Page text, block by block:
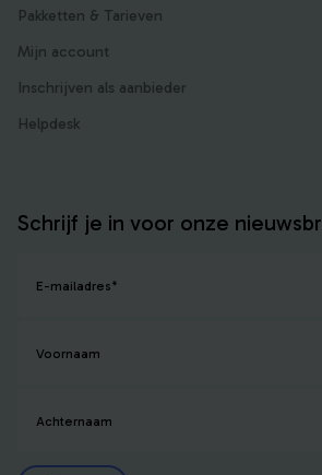
Pakketten & Tarieven
Mijn account
Inschrijven als aanbieder
Helpdesk
Schrijf je in voor onze
E-mailadres*
Voornaam
Achternaam